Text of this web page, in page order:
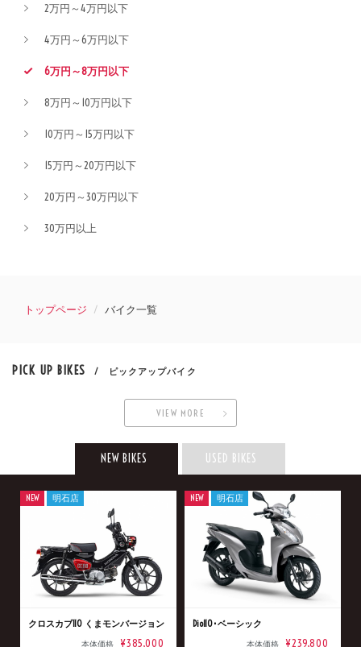
2万円～4万円以下
4万円～6万円以下
6万円～8万円以下
8万円～10万円以下
10万円～15万円以下
15万円～20万円以下
20万円～30万円以下
30万円以上
トップページ バイク一覧
PICK UP BIKES / ピックアップバイク
VIEW MORE
NEW BIKES USED BIKES
クロスカブ110 くまモンバージョン
本体価格 ¥385,000
NEW 明石店
Dio110･ベーシック
本体価格 ¥239,800
NEW 明石店